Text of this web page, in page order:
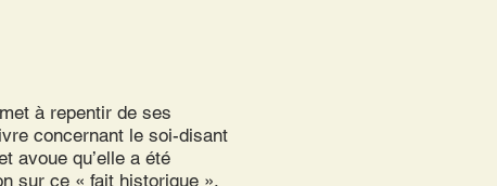
à repentir de ses
concernant le soi-disant
avoue qu’elle a été
sur ce « fait historique »,